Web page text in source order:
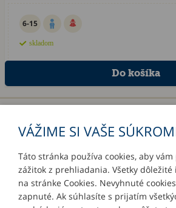
6-15
skladom
INFORMÁCIE
MÔJ ÚČET
VÁŽIME SI VAŠE
Táto stránka používa cookies, aby
zážitok z prehliadania. Všetky
na stránke Cookies. Nevyhnuté
zapnuté. Ak súhlasíte s prijatím